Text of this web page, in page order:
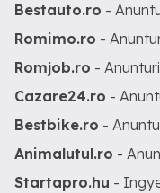
Bestauto.ro -
Romimo.ro -
Romjob.ro -
Cazare24.ro -
Bestbike.ro -
Animalutul.ro -
Startapro.hu -